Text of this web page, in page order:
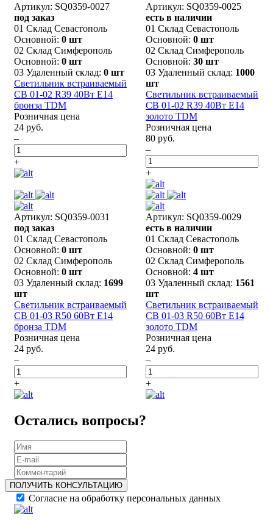
Артикул: SQ0359-0027
под заказ
01 Склад Севастополь
Основной: 0 шт
02 Склад Симферополь
Основной: 0 шт
03 Удаленный склад: 0 шт
Светильник встраиваемый
СВ 01-02 R39 40Вт Е14
бронза TDM
Розничная цена
24 руб.
–
+
Артикул: SQ0359-0025
есть в наличии
01 Склад Севастополь
Основной: 0 шт
02 Склад Симферополь
Основной: 30 шт
03 Удаленный склад: 1000
шт
Светильник встраиваемый
СВ 01-02 R39 40Вт Е14
золото TDM
Розничная цена
80 руб.
–
+
Артикул: SQ0359-0031
под заказ
01 Склад Севастополь
Основной: 0 шт
02 Склад Симферополь
Основной: 0 шт
03 Удаленный склад: 1699
шт
Светильник встраиваемый
СВ 01-03 R50 60Вт Е14
бронза TDM
Розничная цена
24 руб.
–
+
Артикул: SQ0359-0029
есть в наличии
01 Склад Севастополь
Основной: 0 шт
02 Склад Симферополь
Основной: 4 шт
03 Удаленный склад: 1561
шт
Светильник встраиваемый
СВ 01-03 R50 60Вт Е14
золото TDM
Розничная цена
24 руб.
–
+
Остались вопросы?
ПОЛУЧИТЬ КОНСУЛЬТАЦИЮ
Согласие на обработку персональных данных